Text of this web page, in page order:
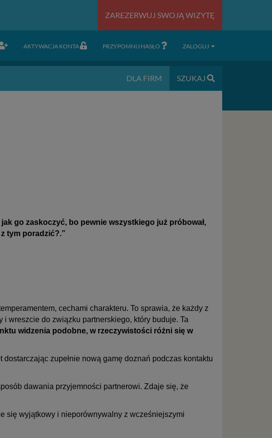
ZAREZERWUJ SWOJĄ WIZYTĘ
AKTYWACJA KONTA PRZYPOMNIJ HASŁO ZALOGUJ
DLA FIRM SZUKAJ
go zaskoczyć, bo pewnie wszystkiego już próbował,
tym poradzić?.”
cechami charakteru. To sprawia, że każdy z
wreszcie do związku partnerskiego, który buduje. Ta
widzenia podobne, w rzeczywistości różni się w
zupełnie nową gamę doznań podczas kontaktu
dawania przyjemności partnerowi. Zdaje się, że
się wyjątkowy i nieporównywalny z wcześniejszymi